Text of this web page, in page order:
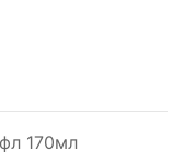
170мл